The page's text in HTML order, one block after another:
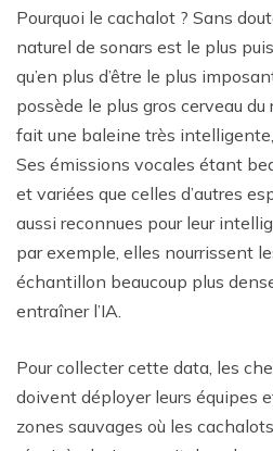
Pourquoi le cachalot ? Sans
naturel de sonars est le plus
qu’en plus d’être le plus
possède le plus gros cerveau
fait une baleine très
Ses émissions vocales étant
et variées que celles d’autres
aussi reconnues pour leur
par exemple, elles nourrissent
échantillon beaucoup plus
entraîner l’IA.
Pour collecter cette data, les
doivent déployer leurs équipes
zones sauvages où les